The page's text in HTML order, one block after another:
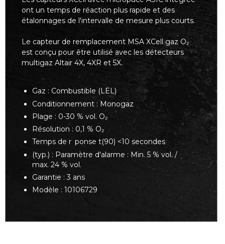
ont un temps de réaction plus rapide et des
étalonnages de l'intervalle de mesure plus courts.
Le capteur de remplacement MSA XCell gaz O₂
est conçu pour être utilisé avec les détecteurs
multigaz Altair 4X, 4XR et 5X.
Gaz : Combustible (LEL)
Conditionnement : Monogaz
Plage : 0-30 % vol. O₂
Résolution : 0,1 % O₂
Temps de r ponse t(90) <10 secondes
(typ.) : Paramètre d'alarme : Min. 5 % vol. /
max. 24 % vol.
Garantie : 3 ans
Modèle : 10106729